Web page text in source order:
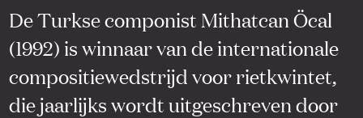
De Turkse componist Mithatcan Öcal
(1992) is winnaar van de internationale
compositiewedstrijd voor rietkwintet,
die jaarlijks wordt uitgeschreven door